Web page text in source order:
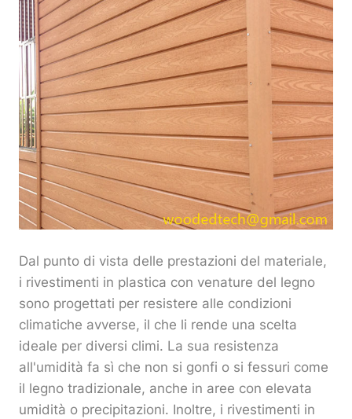
Dal punto di vista delle prestazioni del materiale,
i rivestimenti in plastica con venature del legno
sono progettati per resistere alle condizioni
climatiche avverse, il che li rende una scelta
ideale per diversi climi. La sua resistenza
all'umidità fa sì che non si gonfi o si fessuri come
il legno tradizionale, anche in aree con elevata
umidità o precipitazioni. Inoltre, i rivestimenti in